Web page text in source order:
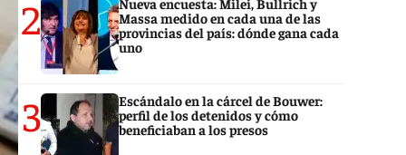
2
Massa medido en cada una de las
provincias del país: dónde gana cada
uno
3
Escándalo en la cárcel de Bouwer:
perfil de los detenidos y cómo
beneficiaban a los presos